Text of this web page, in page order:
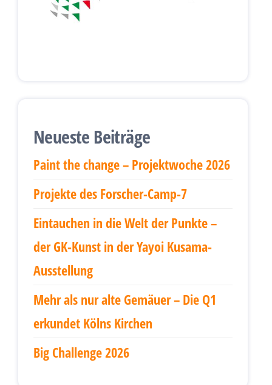
Neueste Beiträge
Paint the change – Projektwoche 2026
Projekte des Forscher-Camp-7
Eintauchen in die Welt der Punkte –
der GK-Kunst in der Yayoi Kusama-
Ausstellung
Mehr als nur alte Gemäuer – Die Q1
erkundet Kölns Kirchen
Big Challenge 2026